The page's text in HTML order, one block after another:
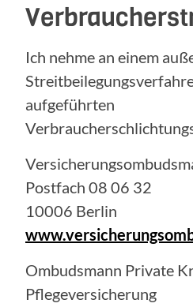
Ich nehme an einem
aufgeführten
Postfach 08 06 32
10006 Berlin
Ombudsmann Private
Pflegeversicherung